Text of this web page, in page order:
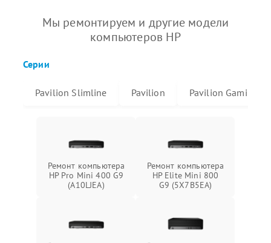
Мы ремонтируем и другие модели
компьютеров HP
Серии
Pavilion Slimline Pavilion Pavilion Gaming
Ремонт компьютера
HP Pro Mini 400 G9
(A10LJEA)
Ремонт компьютера
HP Elite Mini 800
G9 (5X7B5EA)